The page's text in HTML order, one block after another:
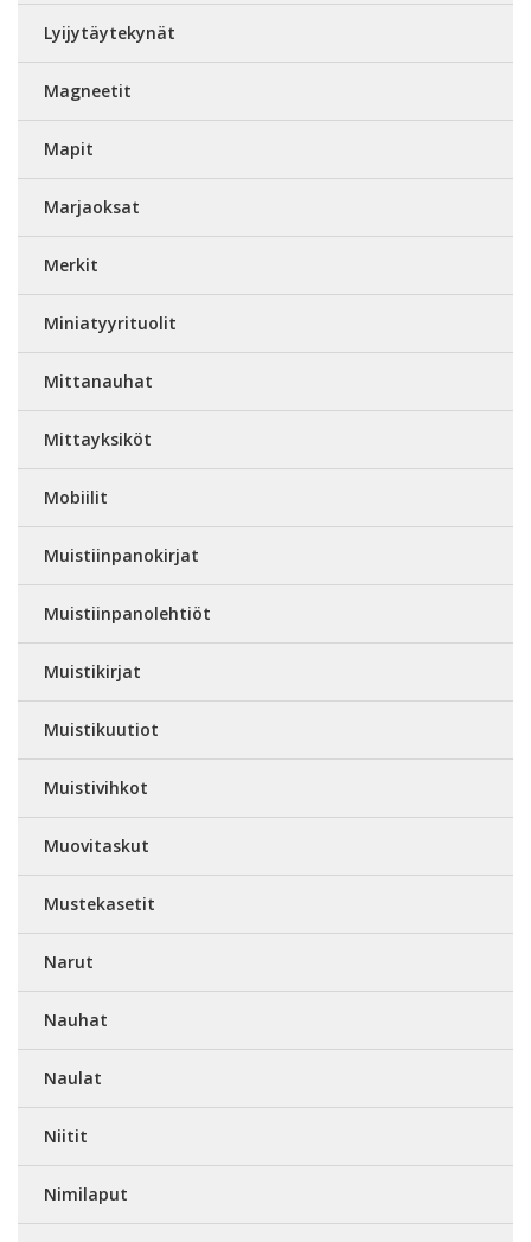
Lyijytäytekynät
Magneetit
Mapit
Marjaoksat
Merkit
Miniatyyrituolit
Mittanauhat
Mittayksiköt
Mobiilit
Muistiinpanokirjat
Muistiinpanolehtiöt
Muistikirjat
Muistikuutiot
Muistivihkot
Muovitaskut
Mustekasetit
Narut
Nauhat
Naulat
Niitit
Nimilaput